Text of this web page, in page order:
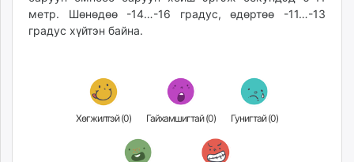
метр. Шөнөдөө -14…-16 градус, өдөртөө -11…-13
градус хүйтэн байна.
Хөгжилтэй (0) Гайхамшигтай (0) Гунигтай (0)